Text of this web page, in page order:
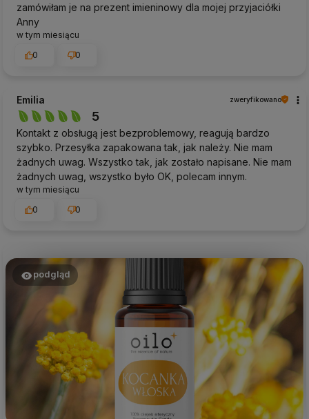
zamówiłam je na prezent imieninowy dla mojej przyjaciółki
Anny
w tym miesiącu
0
0
Emilia zweryfikowano
5
Kontakt z obsługą jest bezproblemowy, reagują bardzo
szybko. Przesyłka zapakowana tak, jak należy. Nie mam
żadnych uwag. Wszystko tak, jak zostało napisane. Nie mam
żadnych uwag, wszystko było OK, polecam innym.
w tym miesiącu
0
0
podgląd